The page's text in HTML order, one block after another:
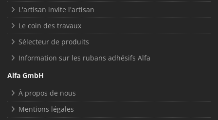
L'artisan invite l'artisan
Le coin des travaux
Sélecteur de produits
Information sur les rubans adhésifs Alfa
Alfa GmbH
À propos de nous
Mentions légales